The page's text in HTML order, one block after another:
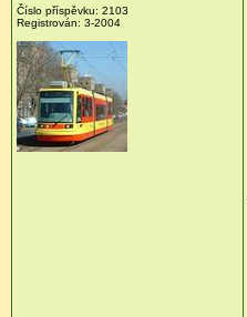
Číslo příspěvku: 2103
Registrován: 3-2004